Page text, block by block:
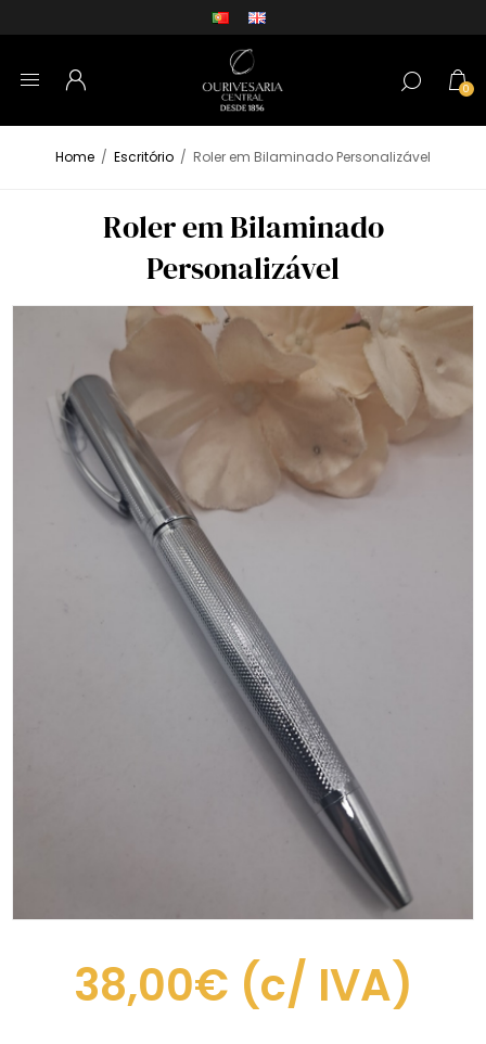
0
Home / Escritório / Roler em Bilaminado Personalizável
Roler em Bilaminado
Personalizável
38,00€ (c/ IVA)